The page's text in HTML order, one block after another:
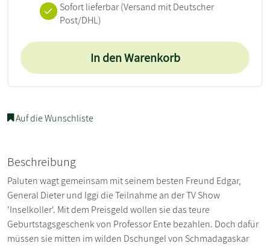
Sofort lieferbar(Versand mit Deutscher
Post/DHL)
In den Warenkorb
Auf die Wunschliste
Beschreibung
Paluten wagt gemeinsam mit seinem besten Freund Edgar,
General Dieter und Iggi die Teilnahme an der TV Show
'Inselkoller'. Mit dem Preisgeld wollen sie das teure
Geburtstagsgeschenk von Professor Ente bezahlen. Doch dafür
müssen sie mitten im wilden Dschungel von Schmadagaskar